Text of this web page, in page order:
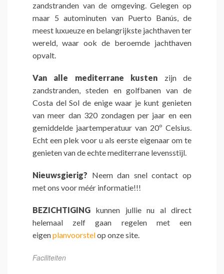
zandstranden van de omgeving. Gelegen op
maar 5 autominuten van Puerto Banús, de
meest luxueuze en belangrijkste jachthaven ter
wereld, waar ook de beroemde jachthaven
opvalt.
Van alle mediterrane kusten zijn de
zandstranden, steden en golfbanen van de
Costa del Sol de enige waar je kunt genieten
van meer dan 320 zondagen per jaar en een
gemiddelde jaartemperatuur van 20º Celsius.
Echt een plek voor u als eerste eigenaar om te
genieten van de echte mediterrane levensstijl.
Nieuwsgierig? Neem dan snel contact op
met ons voor méér informatie!!!
BEZICHTIGING kunnen jullie nu al direct
helemaal zelf gaan regelen met een
eigenplanvoorstelop onze site.
Faciliteiten